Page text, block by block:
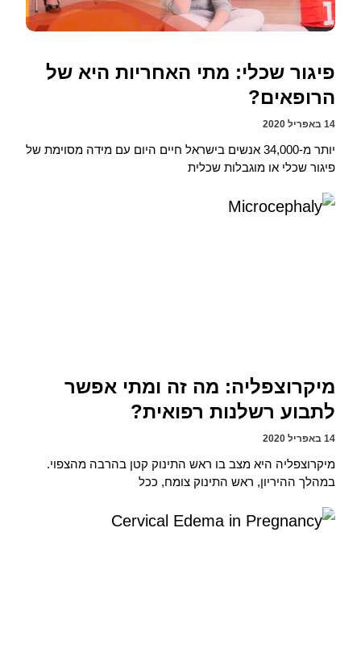
פיגור שכלי: מתי האחריות היא של
הרופאים?
14 באפריל 2020
יותר מ-34,000 אנשים בישראל חיים היום עם מידה מסוימת של
פיגור שכלי או מוגבלות שכלית
מיקרוצפליה: מה זה ומתי אפשר
לתבוע רשלנות רפואית?
14 באפריל 2020
מיקרוצפליה היא מצב בו ראש התינוק קטן בהרבה מהצפוי.
במהלך ההיריון, ראש התינוק צומח, ככל